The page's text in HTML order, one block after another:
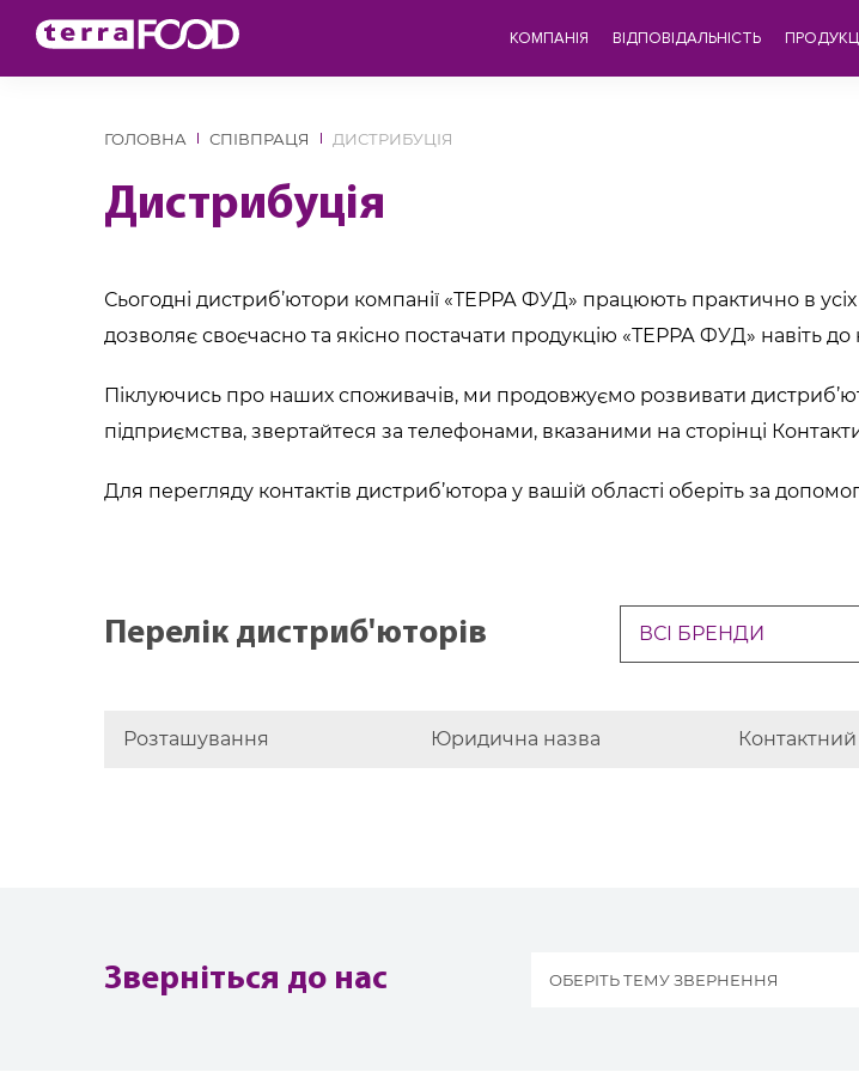
КОМПАНІЯ ВІДПОВІДАЛЬНІСТЬ
ГОЛОВНА СПІВПРАЦЯ ДИСТРИБУЦІЯ
Дистрибуція
Сьогодні дистриб’ютори компанії «ТЕРРА ФУД» працюють практично в усіх
дозволяє своєчасно та якісно постачати продукцію «ТЕРРА ФУД» навіть до
Піклуючись про наших споживачів, ми продовжуємо розвивати
підприємства, звертайтеся за телефонами, вказаними на сторінці
Для перегляду контактів дистриб’ютора у вашій області оберіть за
Перелік дистриб'юторів ВСІ БРЕНДИ
Розташування Юридична назва
Зверніться до нас ОБЕРІТЬ ТЕМУ ЗВЕРНЕННЯ